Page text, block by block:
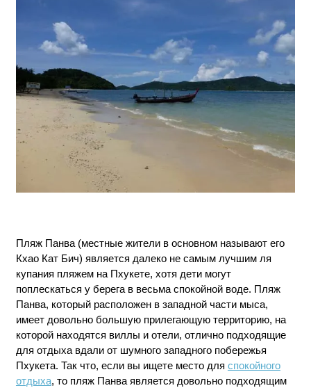
Пляж Панва (местные жители в основном называют его
Кхао Кат Бич) является далеко не самым лучшим ля
купания пляжем на Пхукете, хотя дети могут
поплескаться у берега в весьма спокойной воде. Пляж
Панва, который расположен в западной части мыса,
имеет довольно большую прилегающую территорию, на
которой находятся виллы и отели, отлично подходящие
для отдыха вдали от шумного западного побережья
Пхукета. Так что, если вы ищете место для спокойного
отдыха, то пляж Панва является довольно подходящим